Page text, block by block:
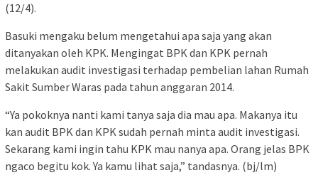
(12/4).
Basuki mengaku belum mengetahui apa saja yang akan
ditanyakan oleh KPK. Mengingat BPK dan KPK pernah
melakukan audit investigasi terhadap pembelian lahan Rumah
Sakit Sumber Waras pada tahun anggaran 2014.
“Ya pokoknya nanti kami tanya saja dia mau apa. Makanya itu
kan audit BPK dan KPK sudah pernah minta audit investigasi.
Sekarang kami ingin tahu KPK mau nanya apa. Orang jelas BPK
ngaco begitu kok. Ya kamu lihat saja,” tandasnya. (bj/lm)